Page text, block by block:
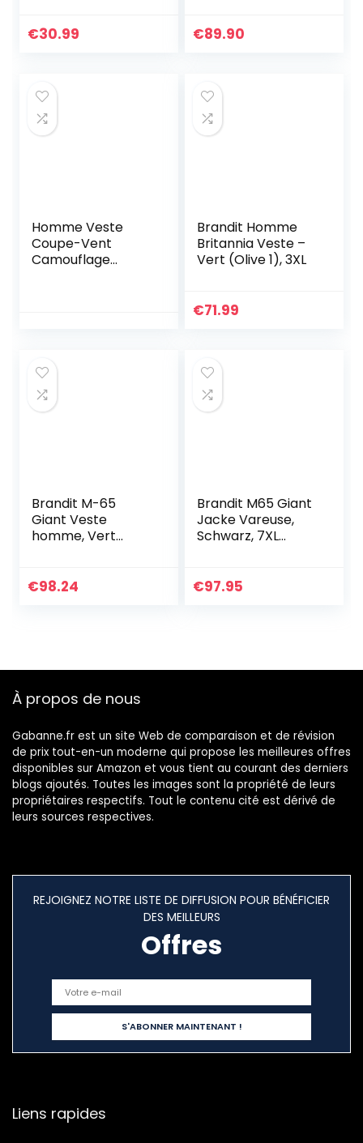
€30.99
Moto Coton
€89.90
Homme Veste
Coupe-Vent
Camouflage
Brandit Homme
Britannia Veste –
Vert (Olive 1), 3XL
€71.99
Brandit M-65
Giant Veste
homme, Vert
€98.24
Brandit M65 Giant
Jacke Vareuse,
Schwarz, 7XL
€97.95
À propos de nous
Gabanne.fr est un site Web de comparaison et de révision
de prix tout-en-un moderne qui propose les meilleures offres
disponibles sur Amazon et vous tient au courant des derniers
blogs ajoutés. Toutes les images sont la propriété de leurs
propriétaires respectifs. Tout le contenu cité est dérivé de
leurs sources respectives.
REJOIGNEZ NOTRE LISTE DE DIFFUSION POUR BÉNÉFICIER
DES MEILLEURS
Offres
Liens rapides